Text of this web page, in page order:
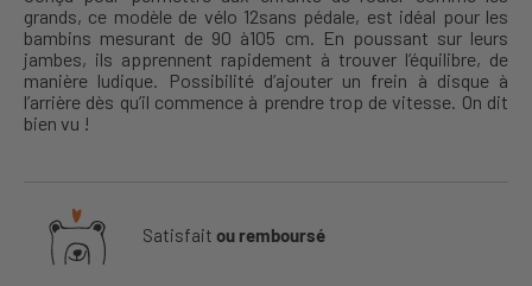
grands, ce modèle de vélo 12sans pédale, est idéal pour les
bambins mesurant de 90 à105 cm. En poussant sur leurs
jambes, ils apprennent rapidement à trouver l’équilibre, de
manière ludique. Possibilité d’ajouter un frein à disque à
l’arrière dès qu’il commence à prendre trop de vitesse. On dit
bien vu !
Satisfait ou remboursé